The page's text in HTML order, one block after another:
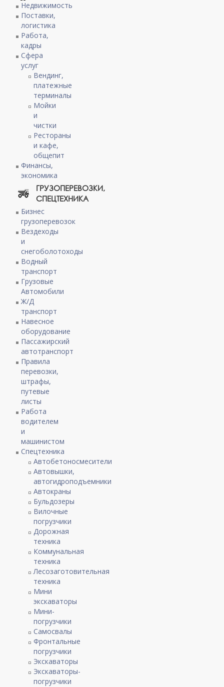
Недвижимость
Поставки,
логистика
Работа,
кадры
Сфера
услуг
Вендинг,
платежные
терминалы
Мойки
и
чистки
Рестораны
и кафе,
общепит
Финансы,
экономика
ГРУЗОПЕРЕВОЗКИ,
СПЕЦТЕХНИКА
Бизнес
грузоперевозок
Вездеходы
и
снегоболотоходы
Водный
транспорт
Грузовые
Автомобили
Ж/Д
транспорт
Навесное
оборудование
Пассажирский
автотранспорт
Правила
перевозки,
штрафы,
путевые
листы
Работа
водителем
и
машинистом
Спецтехника
Автобетоносмесители
Автовышки,
автогидроподъемники
Автокраны
Бульдозеры
Вилочные
погрузчики
Дорожная
техника
Коммунальная
техника
Лесозаготовительная
техника
Мини
экскаваторы
Мини-
погрузчики
Самосвалы
Фронтальные
погрузчики
Экскаваторы
Экскаваторы-
погрузчики